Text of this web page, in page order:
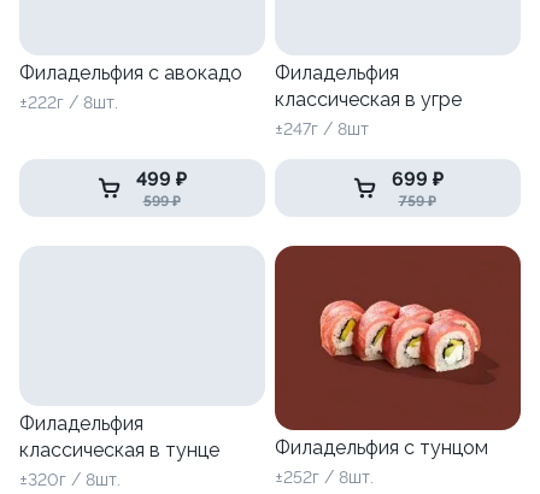
Филадельфия с авокадо
±222г / 8шт.
499 ₽
599 ₽
Филадельфия
классическая в угре
±247г / 8шт
699 ₽
759 ₽
Филадельфия
классическая в тунце
±320г / 8шт.
Филадельфия с тунцом
±252г / 8шт.